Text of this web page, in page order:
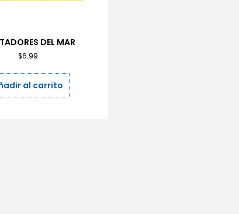
DEL MAR
$6.99
al carrito